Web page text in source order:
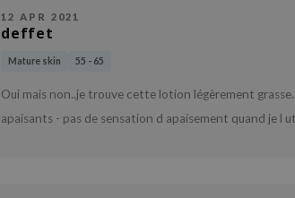
12 APR 2021
deffet
Mature skin 55 - 65
Oui mais non..je trouve cette lotion légèrement
apaisants - pas de sensation d apaisement quand je l